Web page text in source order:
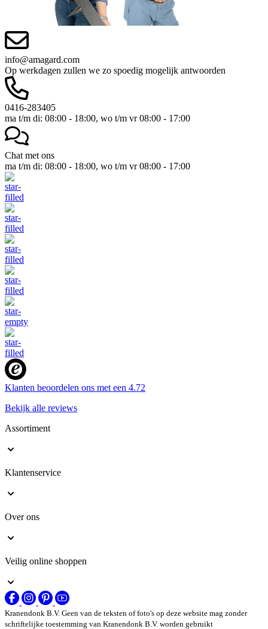
info@amagard.com
Op werkdagen zullen we zo spoedig mogelijk antwoorden
0416-283405
ma t/m di: 08:00 - 18:00, wo t/m vr 08:00 - 17:00
Chat met ons
ma t/m di: 08:00 - 18:00, wo t/m vr 08:00 - 17:00
Klanten beoordelen ons met een 4.72
Bekijk alle reviews
Assortiment
Klantenservice
Over ons
Veilig online shoppen
Kranendonk B.V. Geen van de teksten of foto's op deze website mag zonder
schriftelijke toestemming van Kranendonk B.V. worden gebruikt